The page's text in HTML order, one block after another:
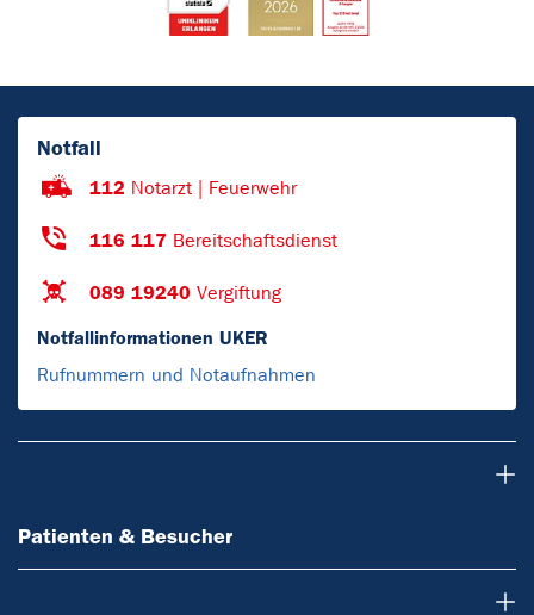
Notfall
112 Notarzt | Feuerwehr
116 117 Bereitschaftsdienst
089 19240 Vergiftung
Notfallinformationen UKER
Rufnummern und Notaufnahmen
Patienten & Besucher